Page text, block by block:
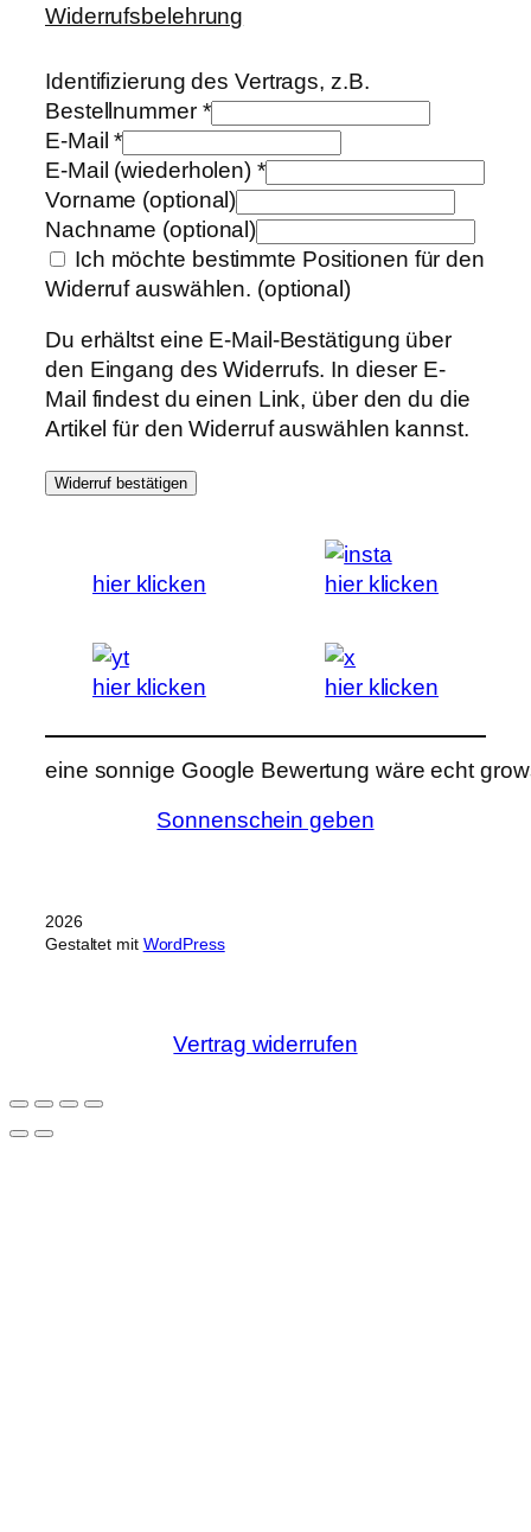
Widerrufsbelehrung
Identifizierung des Vertrags, z.B.
Bestellnummer *
E-Mail*
E-Mail (wiederholen) *
Vorname (optional)
Nachname (optional)
Ich möchte bestimmte Positionen für den
Widerruf auswählen. (optional)
Du erhältst eine E-Mail-Bestätigung über
den Eingang des Widerrufs. In dieser E-
Mail findest du einen Link, über den du die
Artikel für den Widerruf auswählen kannst.
Widerruf bestätigen
hier klicken hier klicken
hier klicken hier klicken
eine sonnige Google Bewertung wäre echt
Sonnenschein geben
2026
Gestaltet mit WordPress
Vertrag widerrufen